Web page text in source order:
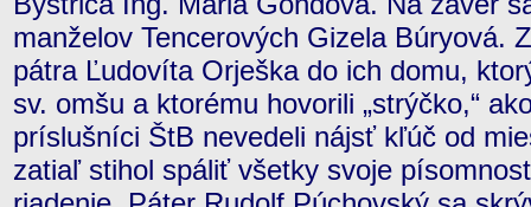
manželov Tencerových Gizela Búryová.
pátra Ľudovíta Orješka do ich domu,
sv. omšu a ktorému hovorili „strýčko,“
príslušníci ŠtB nevedeli nájsť kľúč od
zatiaľ stihol spáliť všetky svoje